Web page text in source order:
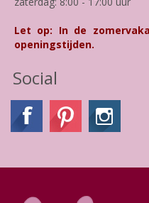
Let op: In de
openingstijden.
Social